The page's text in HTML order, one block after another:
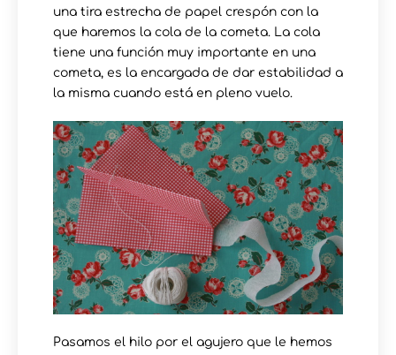
una tira estrecha de papel crespón con la
que haremos la cola de la cometa. La cola
tiene una función muy importante en una
cometa, es la encargada de dar estabilidad a
la misma cuando está en pleno vuelo.
Pasamos el hilo por el agujero que le hemos